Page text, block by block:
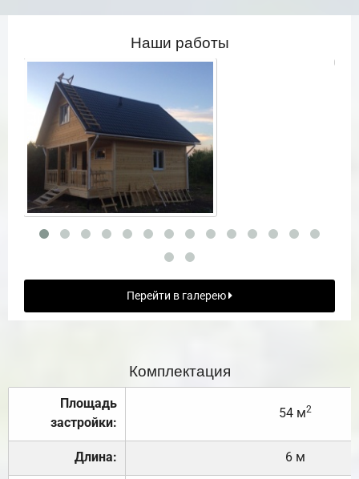
Наши работы
Перейти в галерею
Комплектация
Площадь
застройки:
54 м2
Длина: 6 м